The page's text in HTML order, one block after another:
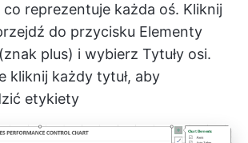
reprezentuje każda oś. Kliknij
do przycisku Elementy
plus) i wybierz Tytuły osi.
kliknij każdy tytuł, aby
etykiety